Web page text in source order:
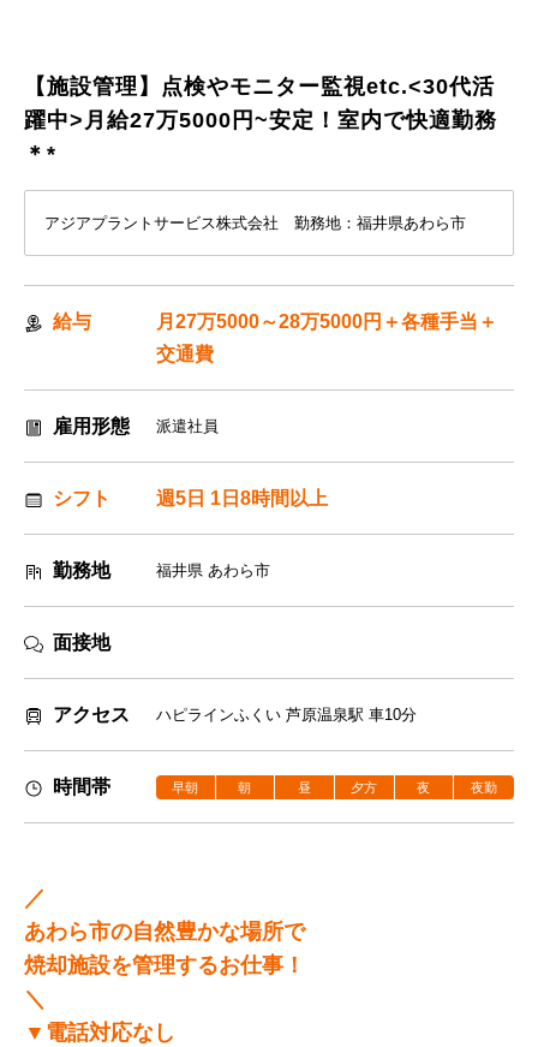
【施設管理】点検やモニター監視etc.<30代活
躍中>月給27万5000円~安定！室内で快適勤務
＊*
アジアプラントサービス株式会社 勤務地：福井県あわら市
給与
月27万5000～28万5000円＋各種手当＋
交通費
雇用形態 派遣社員
シフト 週5日 1日8時間以上
勤務地 福井県 あわら市
面接地
アクセス ハピラインふくい 芦原温泉駅 車10分
時間帯 早朝 朝 昼 夕方 夜 夜勤
／
あわら市の自然豊かな場所で
焼却施設を管理するお仕事！
＼
▼電話対応なし